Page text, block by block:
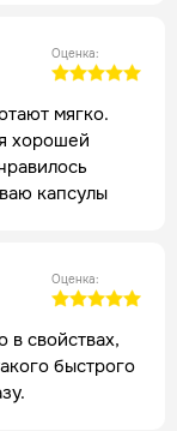
Оценка:
мягко.
хорошей
капсулы
Оценка:
в свойствах,
быстрого